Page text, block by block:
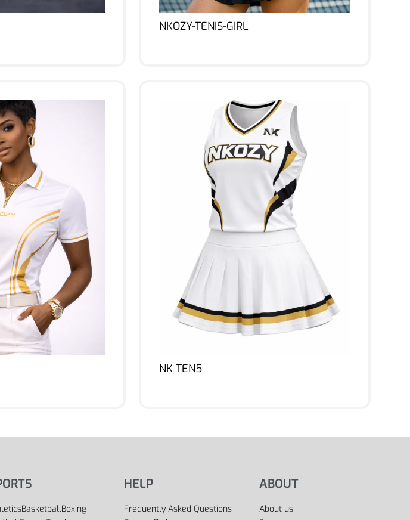
NKOZY-TENIS-GIRL
NK TEN5
BasketballBoxing
HELP
Frequently Asked Questions
ABOUT
About us